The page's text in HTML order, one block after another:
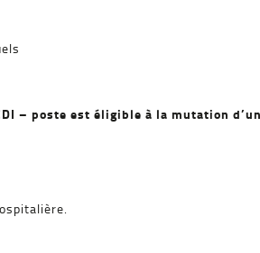
– poste est éligible à la mutation